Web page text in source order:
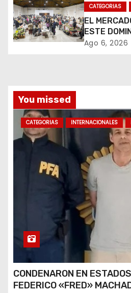
a
d
CATEGORIAS
EL
ESTE
Ago 6, 2026
You missed
CATEGORIAS INTERNACIONALES
CONDENARON EN
FEDERICO «FRED»